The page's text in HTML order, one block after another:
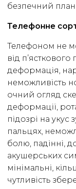
безпечний
Телефонне
Телефоном не
від
деформація,
неможливість
очний огляд
деформації,
підозрі на укус
пальцях,
болю, падінні,
акушерських
мінімальні,
чутливість